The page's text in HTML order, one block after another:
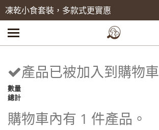
凍乾小食套裝，多款式更實惠
產品已被加入到購物車
數量
總計
購物車內有 1 件產品。